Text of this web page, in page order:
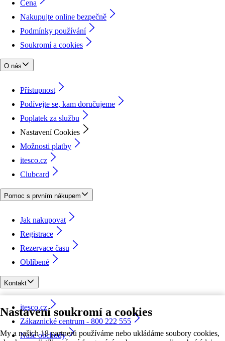
Nastavení soukromí a cookies
My a našich 18 partnerů používáme nebo ukládáme soubory cookies,
Cena
Nakupujte online bezpečně
Podmínky používání
Soukromí a cookies
O nás
Přístupnost
Podívejte se, kam doručujeme
Poplatek za službu
Nastavení Cookies
Možnosti platby
itesco.cz
Clubcard
Pomoc s prvním nákupem
Jak nakupovat
Registrace
Rezervace času
Oblíbené
Kontakt
itesco.cz
Zákaznické centrum - 800 222 555
Naše obchody